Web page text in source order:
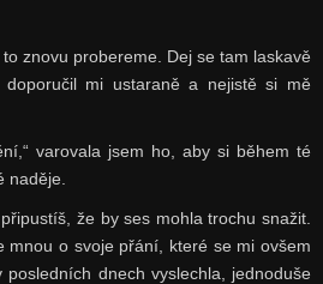
to znovu probereme. Dej se tam laskavě
doporučil mi ustaraně a nejistě si mě
varovala jsem ho, aby si během té
naděje.
že by ses mohla trochu snažit.
mnou o svoje přání, které se mi ovšem
dnech vyslechla, jednoduše